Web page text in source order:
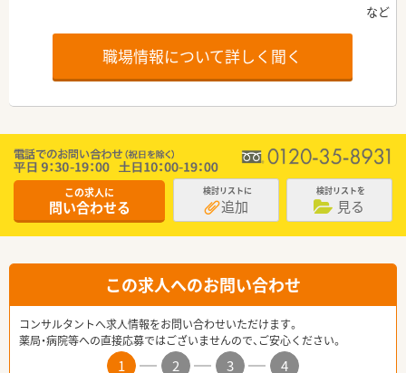
職場情報について詳しく聞く
この求人に
問い合わせる
検討リストに
追加
検討リストを
見る
この求人へのお問い合わせ
コンサルタントへ求人情報をお問い合わせいただけます。
薬局・病院等への直接応募ではございませんので、ご安心ください。
1 2 3
4